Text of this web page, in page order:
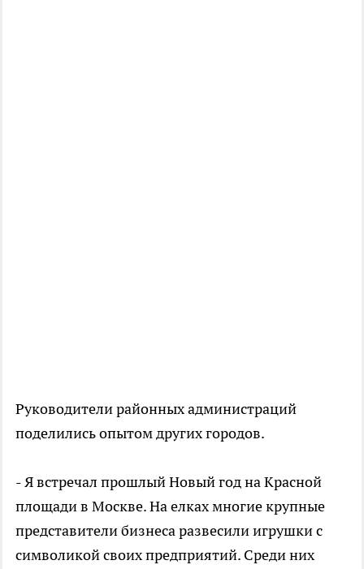
Руководители районных администраций
поделились опытом других городов.
- Я встречал прошлый Новый год на Красной
площади в Москве. На елках многие крупные
представители бизнеса развесили игрушки с
символикой своих предприятий. Среди них